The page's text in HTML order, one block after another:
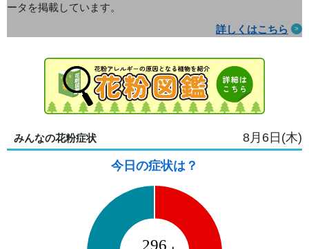
ータを掲載しています。
詳しくはこちら
みんなの花粉症状 8月6日(木)
今日の症状は？